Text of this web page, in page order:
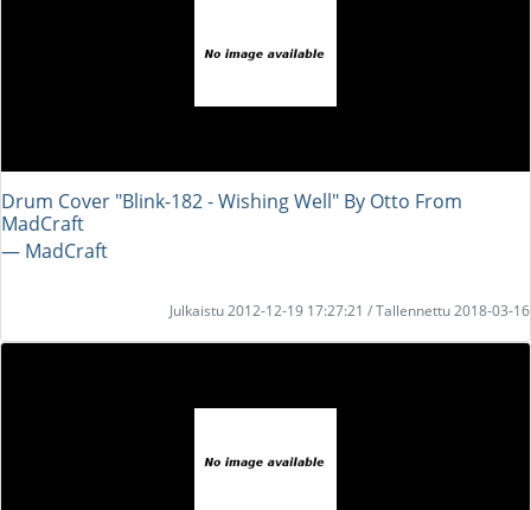
Drum Cover "Blink-182 - Wishing Well" By Otto From
MadCraft
― MadCraft
Julkaistu 2012-12-19 17:27:21 / Tallennettu 2018-03-16